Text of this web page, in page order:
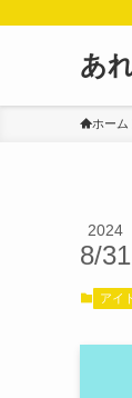
あ
ホーム
2024
8/31
アイ